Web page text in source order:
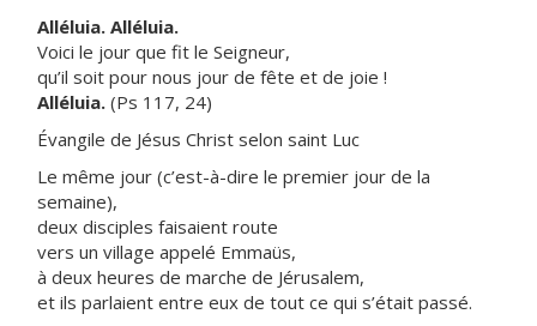
Alléluia. Alléluia.
Voici le jour que fit le Seigneur,
qu’il soit pour nous jour de fête et de joie !
Alléluia. (Ps 117, 24)
Évangile de Jésus Christ selon saint Luc
Le même jour (c’est-à-dire le premier jour de la
semaine),
deux disciples faisaient route
vers un village appelé Emmaüs,
à deux heures de marche de Jérusalem,
et ils parlaient entre eux de tout ce qui s’était passé.